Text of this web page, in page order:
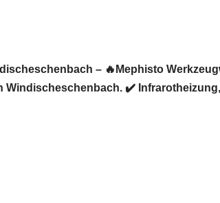
– 🔥Mephisto
Windischeschenbach. ✔️